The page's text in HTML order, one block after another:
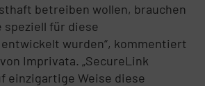
betreiben wollen, brauchen
speziell für diese
wurden“, kommentiert
von Imprivata. „SecureLink
einzigartige Weise diese